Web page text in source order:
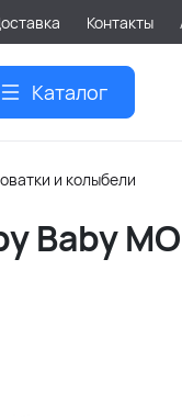
Контакты
Каталог
и колыбели
Baby